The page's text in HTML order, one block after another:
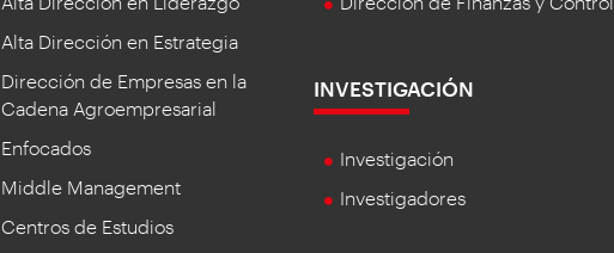
Alta Dirección en Estrategia
Dirección de Empresas en la
Cadena Agroempresarial
Enfocados
Middle Management
Centros de Estudios
INVESTIGACIÓN
Investigación
Investigadores